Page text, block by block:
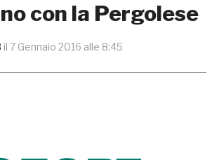
con la Pergolese
il 7 Gennaio 2016 alle 8:45